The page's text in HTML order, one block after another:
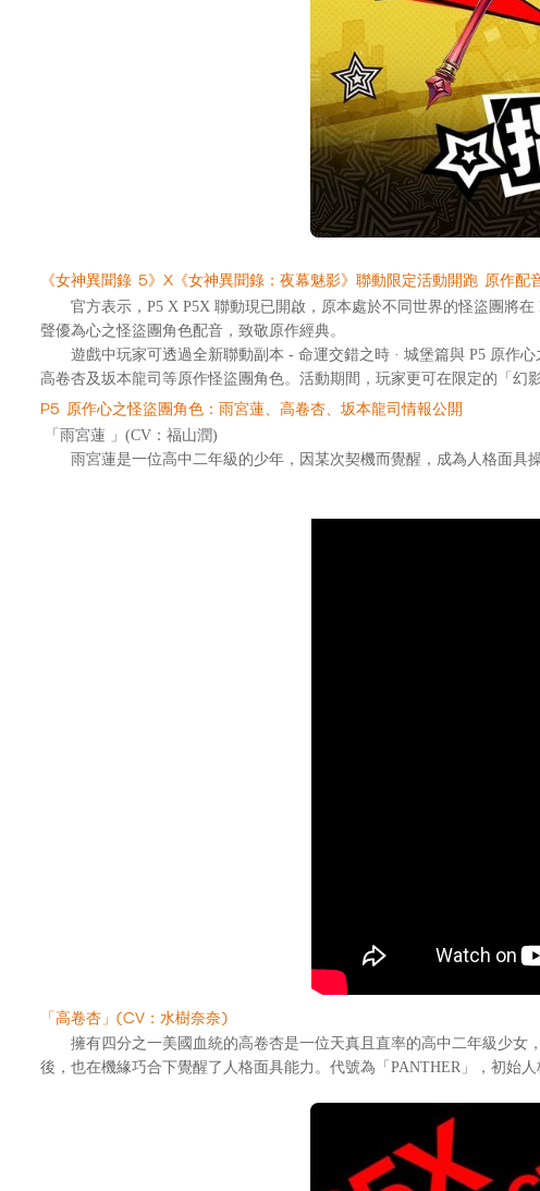
《女神異聞錄 5》X《女神異聞錄：夜幕魅影》聯動限定活動開跑 原作配
官方表示，P5 X P5X 聯動現已開啟，原本處於不同世界的怪盜團將在
聲優為心之怪盜團角色配音，致敬原作經典。
遊戲中玩家可透過全新聯動副本 - 命運交錯之時 · 城堡篇與 P5 原作心
高卷杏及坂本龍司等原作怪盜團角色。活動期間，玩家更可在限定的「幻
P5 原作心之怪盜團角色：雨宮蓮、高卷杏、坂本龍司情報公開
「雨宮蓮 」(CV：福山潤)
雨宮蓮是一位高中二年級的少年，因某次契機而覺醒，成為人格面具操
「高卷杏」(CV：水樹奈奈)
擁有四分之一美國血統的高卷杏是一位天真且直率的高中二年級少女
後，也在機緣巧合下覺醒了人格面具能力。代號為「PANTHER」，初始人